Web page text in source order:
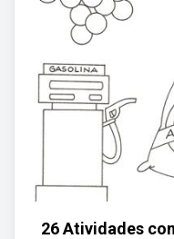
26 Atividades